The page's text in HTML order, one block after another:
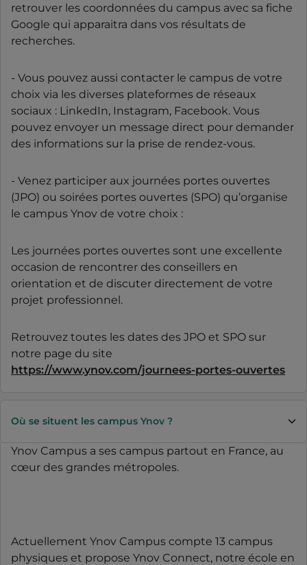
retrouver les coordonnées du campus avec sa fiche
Google qui apparaitra dans vos résultats de
recherches.
- Vous pouvez aussi contacter le campus de votre
choix via les diverses plateformes de réseaux
sociaux : LinkedIn, Instagram, Facebook. Vous
pouvez envoyer un message direct pour demander
des informations sur la prise de rendez-vous.
- Venez participer aux journées portes ouvertes
(JPO) ou soirées portes ouvertes (SPO) qu’organise
le campus Ynov de votre choix :
Les journées portes ouvertes sont une excellente
occasion de rencontrer des conseillers en
orientation et de discuter directement de votre
projet professionnel.
Retrouvez toutes les dates des JPO et SPO sur
notre page du site
https://www.ynov.com/journees-portes-ouvertes
Où se situent les campus Ynov ?
Ynov Campus a ses campus partout en France, au
cœur des grandes métropoles.
Actuellement Ynov Campus compte 13 campus
physiques et propose Ynov Connect, notre école en